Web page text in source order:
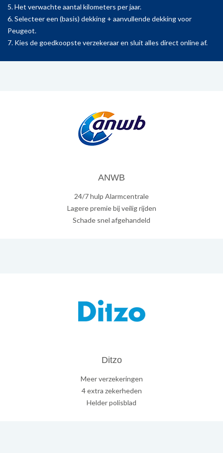
5. Het verwachte aantal kilometers per jaar.
6. Selecteer een (basis) dekking + aanvullende dekking voor
Peugeot.
7. Kies de goedkoopste verzekeraar en sluit alles direct online af.
ANWB
24/7 hulp Alarmcentrale
Lagere premie bij veilig rijden
Schade snel afgehandeld
Ditzo
Meer verzekeringen
4 extra zekerheden
Helder polisblad